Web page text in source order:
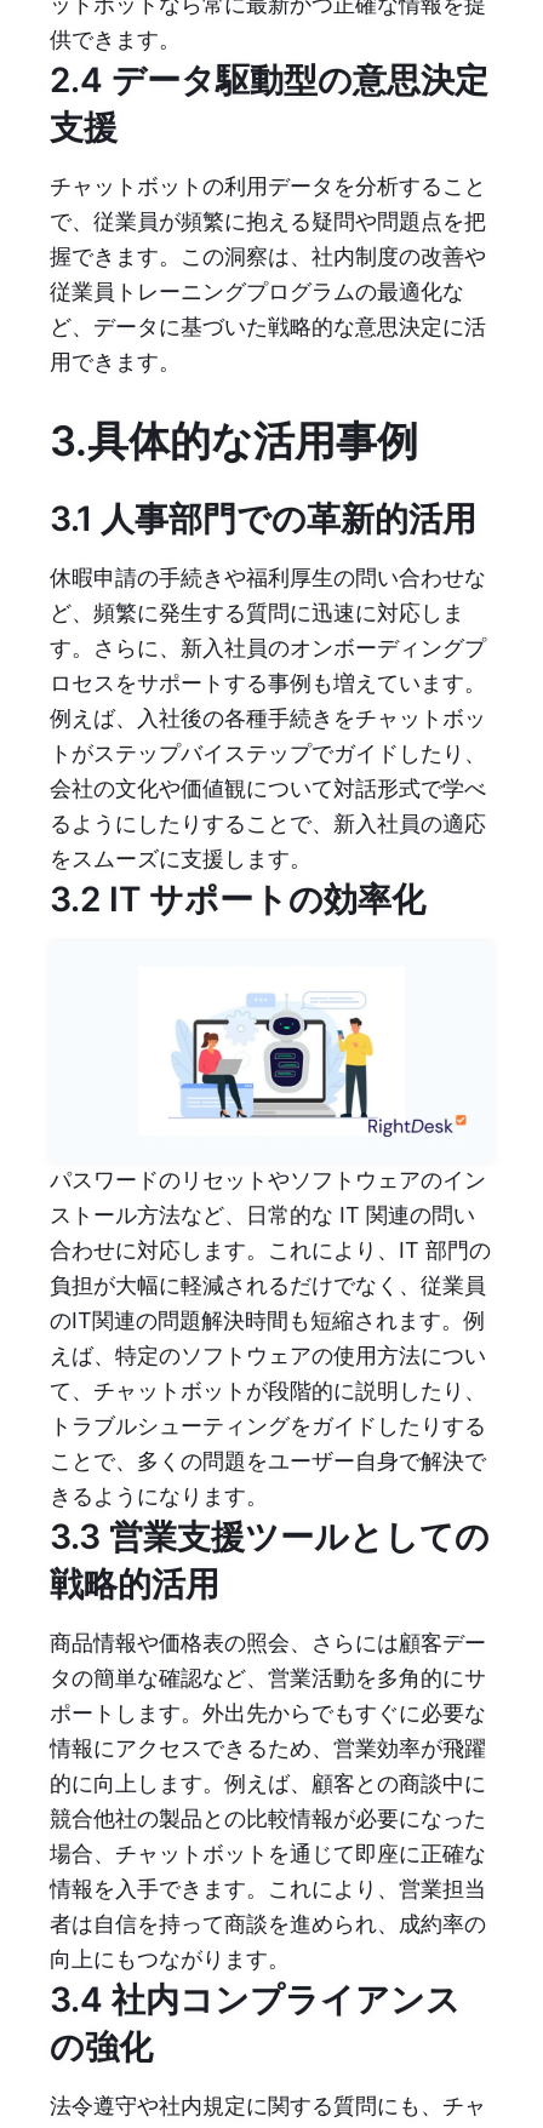
供できます。
2.4 データ駆動型の意思決定
支援
チャットボットの利用データを分析すること
で、従業員が頻繁に抱える疑問や問題点を把
握できます。この洞察は、社内制度の改善や
従業員トレーニングプログラムの最適化な
ど、データに基づいた戦略的な意思決定に活
用できます。
3.具体的な活用事例
3.1 人事部門での革新的活用
休暇申請の手続きや福利厚生の問い合わせな
ど、頻繁に発生する質問に迅速に対応しま
す。さらに、新入社員のオンボーディングプ
ロセスをサポートする事例も増えています。
例えば、入社後の各種手続きをチャットボッ
トがステップバイステップでガイドしたり、
会社の文化や価値観について対話形式で学べ
るようにしたりすることで、新入社員の適応
をスムーズに支援します。
3.2 IT サポートの効率化
パスワードのリセットやソフトウェアのイン
ストール方法など、日常的な IT 関連の問い
合わせに対応します。これにより、IT 部門の
負担が大幅に軽減されるだけでなく、従業員
のIT関連の問題解決時間も短縮されます。例
えば、特定のソフトウェアの使用方法につい
て、チャットボットが段階的に説明したり、
トラブルシューティングをガイドしたりする
ことで、多くの問題をユーザー自身で解決で
きるようになります。
3.3 営業支援ツールとしての
戦略的活用
商品情報や価格表の照会、さらには顧客デー
タの簡単な確認など、営業活動を多角的にサ
ポートします。外出先からでもすぐに必要な
情報にアクセスできるため、営業効率が飛躍
的に向上します。例えば、顧客との商談中に
競合他社の製品との比較情報が必要になった
場合、チャットボットを通じて即座に正確な
情報を入手できます。これにより、営業担当
者は自信を持って商談を進められ、成約率の
向上にもつながります。
3.4 社内コンプライアンス
の強化
法令遵守や社内規定に関する質問にも、チャ